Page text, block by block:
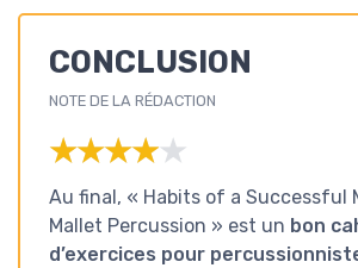
CONCLUSION
NOTE DE LA RÉDACTION
★★★★★
★★★★★
Au final, « Habits of a Successful
Mallet Percussion » est un bon
d’exercices pour